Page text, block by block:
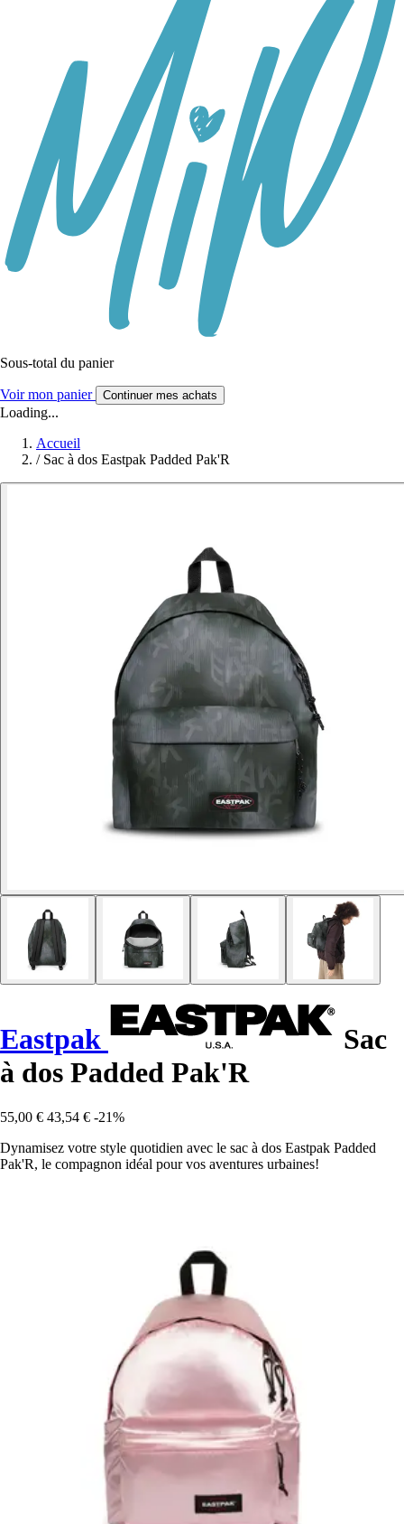
Sous-total du panier
Voir mon panier Continuer mes achats
Loading...
Accueil
/ Sac à dos Eastpak Padded Pak'R
Eastpak
Sac
à dos Padded Pak'R
55,00 € 43,54 € -21%
Dynamisez votre style quotidien avec le sac à dos Eastpak Padded
Pak'R, le compagnon idéal pour vos aventures urbaines!